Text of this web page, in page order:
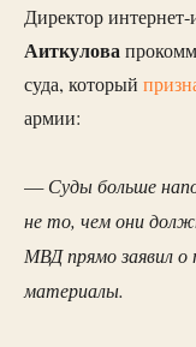
Директор
Аиткулова
суда, который
армии:
—Суды больше
не то, чем они
МВД прямо заявил
материалы.